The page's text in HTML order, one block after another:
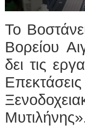
Το
Βορείου
δει τις